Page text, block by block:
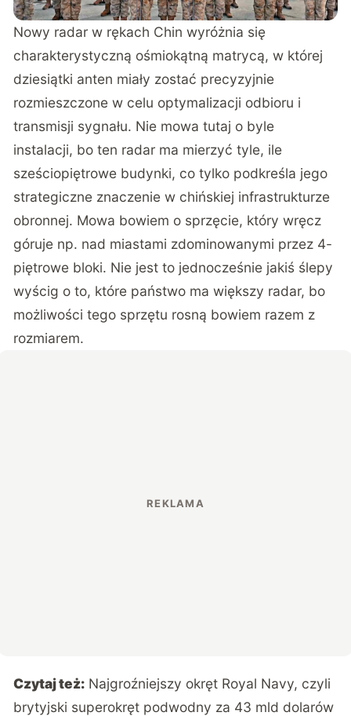
Nowy radar w rękach Chin wyróżnia się
charakterystyczną ośmiokątną matrycą, w której
dziesiątki anten miały zostać precyzyjnie
rozmieszczone w celu optymalizacji odbioru i
transmisji sygnału. Nie mowa tutaj o byle
instalacji, bo ten radar ma mierzyć tyle, ile
sześciopiętrowe budynki, co tylko podkreśla jego
strategiczne znaczenie w chińskiej infrastrukturze
obronnej. Mowa bowiem o sprzęcie, który wręcz
góruje np. nad miastami zdominowanymi przez 4-
piętrowe bloki. Nie jest to jednocześnie jakiś ślepy
wyścig o to, które państwo ma większy radar, bo
możliwości tego sprzętu rosną bowiem razem z
rozmiarem.
Czytaj też: Najgroźniejszy okręt Royal Navy, czyli
brytyjski superokręt podwodny za 43 mld dolarów